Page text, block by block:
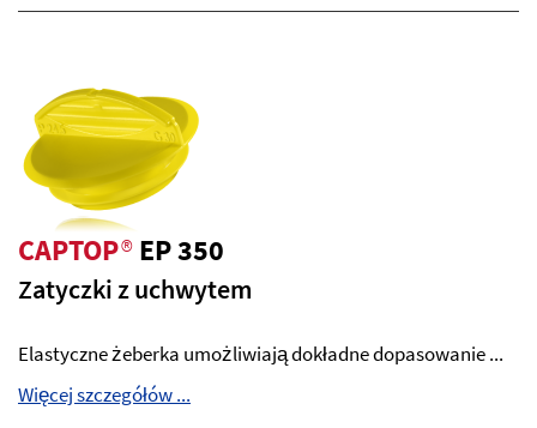
CAPTOP®EP 350
Zatyczki z uchwytem
Elastyczne żeberka umożliwiają dokładne dopasowanie ...
Więcej szczegółów ...